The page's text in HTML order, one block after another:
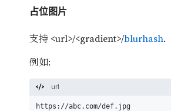
占位图片
支持 <url>/<gradient>/blurhash.
例如:
url
https://abc.com/def.jpg